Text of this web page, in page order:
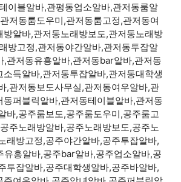
이블알바,관평동업소알바,관저동룸알
저동룸도우미,관저동룸고정,관저동여
방알바,관저동노래방보도,관저동노래방
방고정,관저동야간알바,관저동투잡알
,관저동유흥알바,관저동bar알바,관저동
소득알바,관저동투잡알바,관저동대학생
,관저동보도사무실,관저동여우알바,관
동퍼블릭알바,관저동테이블알바,관저동
바,공주룸보도,공주룸도우미,공주룸고
주노래방알바,공주노래방보도,공주노
래방고정,공주야간알바,공주투잡알바,
유흥알바,공주bar알바,공주업소알바,공
투잡알바,공주대학생알바,공주바알바,